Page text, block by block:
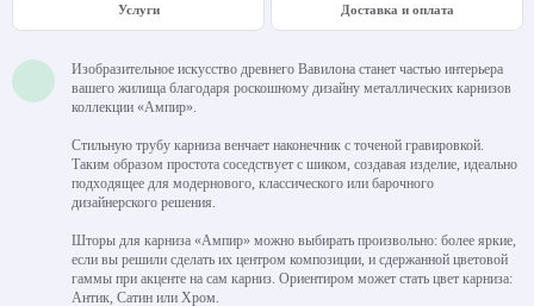
Услуги Доставка и оплата
Изобразительное искусство древнего Вавилона станет частью интерьера
вашего жилища благодаря роскошному дизайну металлических карнизов
коллекции «Ампир».
Стильную трубу карниза венчает наконечник с точеной гравировкой.
Таким образом простота соседствует с шиком, создавая изделие, идеально
подходящее для модернового, классического или барочного
дизайнерского решения.
Шторы для карниза «Ампир» можно выбирать произвольно: более яркие,
если вы решили сделать их центром композиции, и сдержанной цветовой
гаммы при акценте на сам карниз. Ориентиром может стать цвет карниза:
Антик, Сатин или Хром.